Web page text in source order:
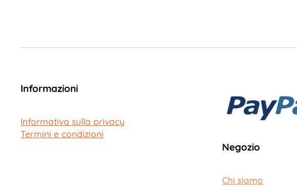
Informazioni
Informativa sulla privacy
Termini e condizioni
Negozio
Chi siamo